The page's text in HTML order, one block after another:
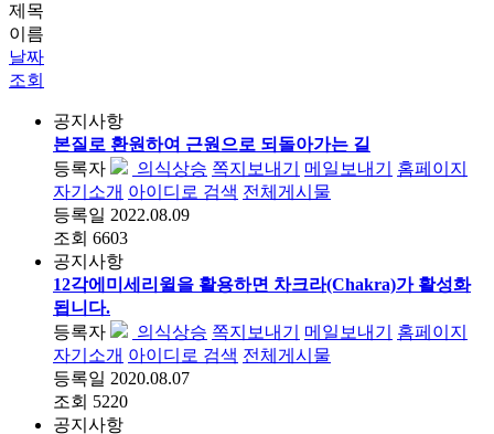
제목
이름
날짜
조회
공지사항
본질로 환원하여 근원으로 되돌아가는 길
등록자
의식상승 쪽지보내기 메일보내기
홈페이지
자기소개 아이디로 검색 전체게시물
등록일 2022.08.09
조회 6603
공지사항
12각에미세리윌을 활용하면 차크라(Chakra)가 활성화
됩니다.
등록자
의식상승 쪽지보내기 메일보내기
홈페이지
자기소개 아이디로 검색 전체게시물
등록일 2020.08.07
조회 5220
공지사항